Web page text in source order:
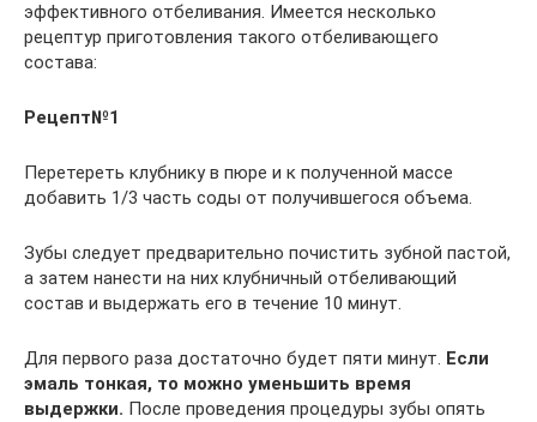
эффективного отбеливания. Имеется несколько
рецептур приготовления такого отбеливающего
состава:
Рецепт№1
Перетереть клубнику в пюре и к полученной массе
добавить 1/3 часть соды от получившегося объема.
Зубы следует предварительно почистить зубной пастой,
а затем нанести на них клубничный отбеливающий
состав и выдержать его в течение 10 минут.
Для первого раза достаточно будет пяти минут. Если
эмаль тонкая, то можно уменьшить время
выдержки. После проведения процедуры зубы опять